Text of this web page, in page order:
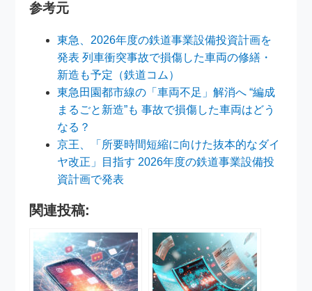
参考元
東急、2026年度の鉄道事業設備投資計画を
発表 列車衝突事故で損傷した車両の修繕・
新造も予定（鉄道コム）
東急田園都市線の「車両不足」解消へ “編成
まるごと新造”も 事故で損傷した車両はどう
なる？
京王、「所要時間短縮に向けた抜本的なダイ
ヤ改正」目指す 2026年度の鉄道事業設備投
資計画で発表
関連投稿: